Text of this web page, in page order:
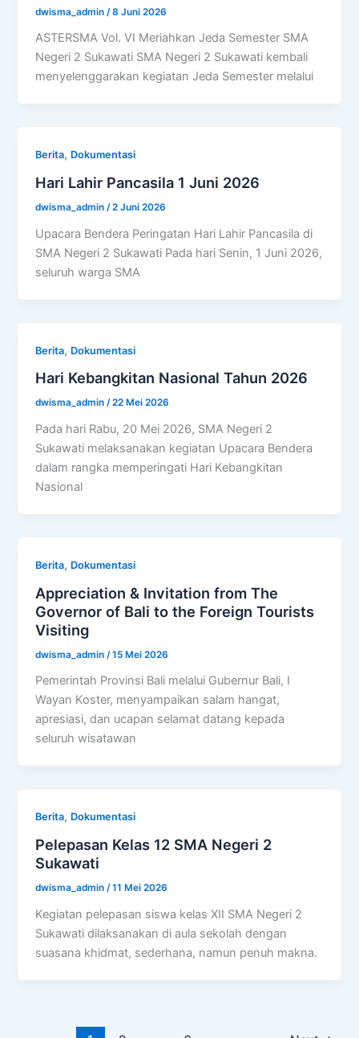
dwisma_admin /8 Juni 2026
ASTERSMA Vol. VI Meriahkan Jeda Semester SMA
Negeri 2 Sukawati SMA Negeri 2 Sukawati kembali
menyelenggarakan kegiatan Jeda Semester melalui
Berita, Dokumentasi
Hari Lahir Pancasila 1 Juni 2026
dwisma_admin/2 Juni 2026
Upacara Bendera Peringatan Hari Lahir Pancasila di
SMA Negeri 2 Sukawati Pada hari Senin, 1 Juni 2026,
seluruh warga SMA
Berita, Dokumentasi
Hari Kebangkitan Nasional Tahun 2026
dwisma_admin/22 Mei 2026
Pada hari Rabu, 20 Mei 2026, SMA Negeri 2
Sukawati melaksanakan kegiatan Upacara Bendera
dalam rangka memperingati Hari Kebangkitan
Nasional
Berita, Dokumentasi
Appreciation & Invitation from The
Governor of Bali to the Foreign Tourists
Visiting
dwisma_admin /15 Mei 2026
Pemerintah Provinsi Bali melalui Gubernur Bali, I
Wayan Koster, menyampaikan salam hangat,
apresiasi, dan ucapan selamat datang kepada
seluruh wisatawan
Berita, Dokumentasi
Pelepasan Kelas 12 SMA Negeri 2
Sukawati
dwisma_admin/11 Mei 2026
Kegiatan pelepasan siswa kelas XII SMA Negeri 2
Sukawati dilaksanakan di aula sekolah dengan
suasana khidmat, sederhana, namun penuh makna.